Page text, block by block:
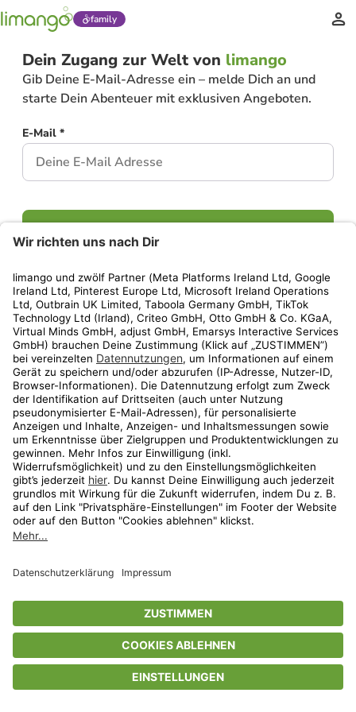
family
Dein Zugang zur Welt von limango
Gib Deine E-Mail-Adresse ein – melde Dich an und
starte Dein Abenteuer mit exklusiven Angeboten.
E-Mail *
Weiter
Privatsphäre-EinstellungenAGBDatenschutzCompliance
GeschenkgutscheinbedingungenImpressumHelp Center